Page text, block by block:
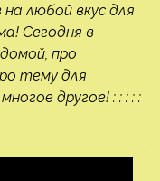
любой вкус для
Сегодня в
про
тему для
другое! : : : : :